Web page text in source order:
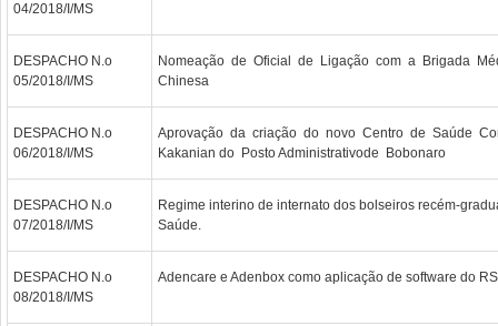
04/2018/I/MS
DESPACHO N.o
05/2018/I/MS
Nomeação de Oficial de Ligação com a Brigada
Chinesa
DESPACHO N.o
06/2018/I/MS
Aprovação da criação do novo Centro de Saúde
Kakanian do Posto Administrativode Bobonaro
DESPACHO N.o
07/2018/I/MS
Regime interino de internato dos bolseiros recém-
Saúde.
DESPACHO N.o
08/2018/I/MS
Adencare e Adenbox como aplicação de software do